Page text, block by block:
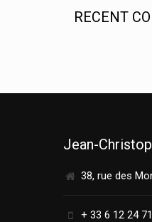
RECENT
Jean-
38, rue des
+ 33 6 12 24